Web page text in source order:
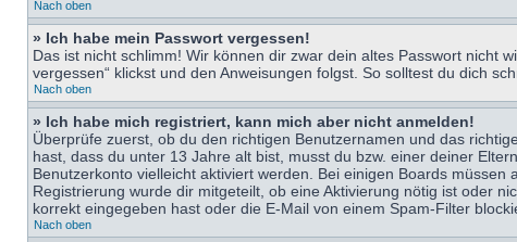
Nach oben
» Ich habe mein Passwort vergessen!
Das ist nicht schlimm! Wir können dir zwar dein altes Passwort nicht
vergessen“ klickst und den Anweisungen folgst. So solltest du dich
Nach oben
» Ich habe mich registriert, kann mich aber nicht anmelden!
Überprüfe zuerst, ob du den richtigen Benutzernamen und das
hast, dass du unter 13 Jahre alt bist, musst du bzw. einer deiner
Benutzerkonto vielleicht aktiviert werden. Bei einigen Boards
Registrierung wurde dir mitgeteilt, ob eine Aktivierung nötig ist oder
korrekt eingegeben hast oder die E-Mail von einem Spam-Filter
Nach oben